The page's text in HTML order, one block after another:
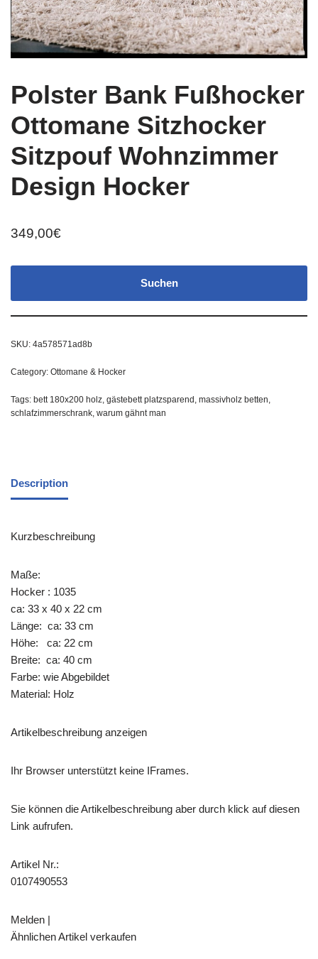
Polster Bank Fußhocker
Ottomane Sitzhocker
Sitzpouf Wohnzimmer
Design Hocker
349,00€
Suchen
SKU: 4a578571ad8b
Category: Ottomane & Hocker
Tags: bett 180x200 holz, gästebett platzsparend , massivholz betten,
schlafzimmerschrank, warum gähnt man
Description
Kurzbeschreibung
Maße:
Hocker : 1035
ca: 33 x 40 x 22 cm
Länge: ca: 33 cm
Höhe: ca: 22 cm
Breite: ca: 40 cm
Farbe: wie Abgebildet
Material: Holz
Artikelbeschreibung anzeigen
Ihr Browser unterstützt keine IFrames.
Sie können die Artikelbeschreibung aber durch klick auf diesen
Link aufrufen.
Artikel Nr.:
0107490553
Melden |
Ähnlichen Artikel verkaufen